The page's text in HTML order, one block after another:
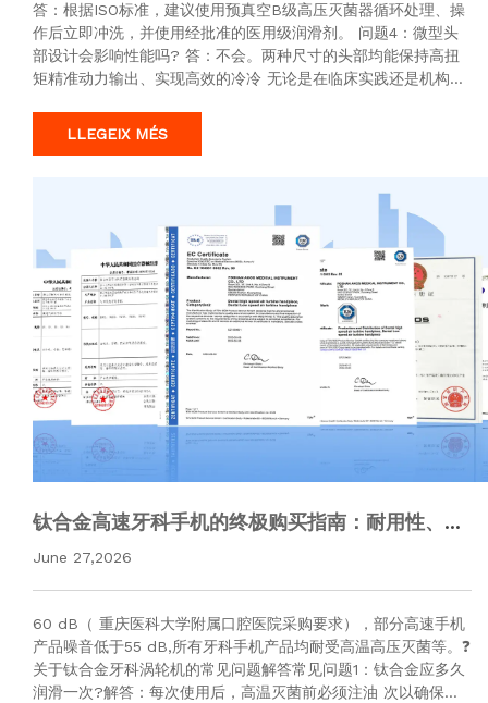
答：根据ISO标准，建议使用预真空B级高压灭菌器循环处理、操
作后立即冲洗，并使用经批准的医用级润滑剂。 问题4：微型头
部设计会影响性能吗? 答：不会。两种尺寸的头部均能保持高扭
矩精准动力输出、实现高效的冷冷 无论是在临床实践还是机构采
面的强制要…
LLEGEIX MÉS
钛合金高速牙科手机的终极购买指南：耐用性、兼
容性及CE认证合规性
June 27,2026
60 dB（ 重庆医科大学附属口腔医院采购要求），部分高速手机
产品噪音低于55 dB,所有牙科手机产品均耐受高温高压灭菌等。❓
关于钛合金牙科涡轮机的常见问题解答常见问题1：钛合金应多久
润滑一次?解答：每次使用后，高温灭菌前必须注油 次以确保涡